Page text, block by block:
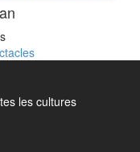
les cultures